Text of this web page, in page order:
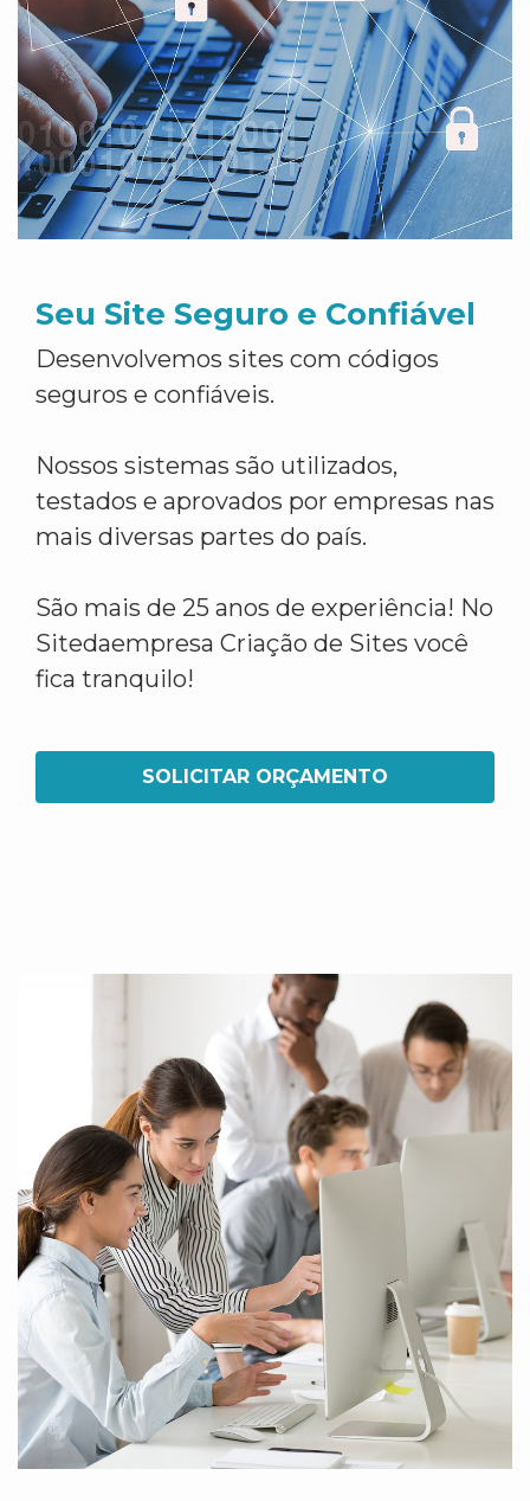
Seu Site Seguro e Confiável
Desenvolvemos sites com códigos
seguros e confiáveis.
Nossos sistemas são utilizados,
testados e aprovados por empresas nas
mais diversas partes do país.
São mais de 25 anos de experiência! No
Sitedaempresa Criação de Sites você
fica tranquilo!
SOLICITAR ORÇAMENTO